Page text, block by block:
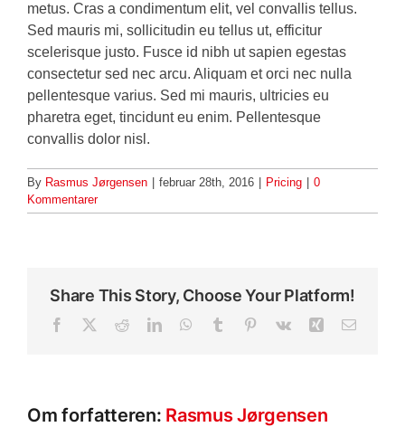
metus. Cras a condimentum elit, vel convallis tellus.
Sed mauris mi, sollicitudin eu tellus ut, efficitur
scelerisque justo. Fusce id nibh ut sapien egestas
consectetur sed nec arcu. Aliquam et orci nec nulla
pellentesque varius. Sed mi mauris, ultricies eu
pharetra eget, tincidunt eu enim. Pellentesque
convallis dolor nisl.
By Rasmus Jørgensen februar 28th, 2016 Pricing
0
Kommentarer
Share This Story, Choose Your Platform!
Facebook RedditLinkedInWhatsApp
Tumblr Pinterest
Vk Xing E-
Om forfatteren: Rasmus Jørgensen